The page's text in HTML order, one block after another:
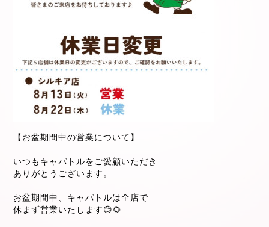
【お盆期間中の営業について】
いつもキャパトルをご愛顧いただき
ありがとうございます。
お盆期間中、キャパトルは全店で
休まず営業いたします😊🌻